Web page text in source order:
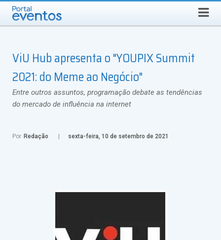
SEXTA-FEIRA, 7 DE AGOSTO DE 2026 Busca
ViU Hub apresenta o "YOUPIX Summit
2021: do Meme ao Negócio"
Entre outros assuntos, programação debate as tendências
do mercado de influência na internet
Por Redação sexta-feira, 10 de setembro de 2021